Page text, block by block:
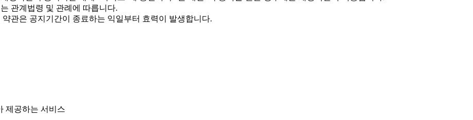
관계법령 및 관례에 따릅니다.
관은 공지기간이 종료하는 익일부터 효력이 발생합니다.
제공하는 서비스